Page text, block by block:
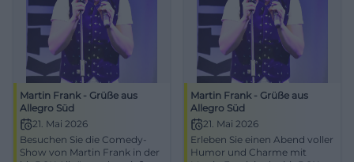
Martin Frank - Grüße aus
Allegro Süd
21. Mai 2026
Besuchen Sie die Comedy-
Show von Martin Frank in der
Martin Frank - Grüße aus
Allegro Süd
21. Mai 2026
Erleben Sie einen Abend voller
Humor und Charme mit